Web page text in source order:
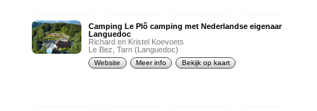
Camping Le Plô camping met Nederlandse eigenaar
Languedoc
Richard en Kristel Koevoets
Le Bez, Tarn (Languedoc)
Website Meer info Bekijk op kaart